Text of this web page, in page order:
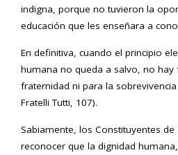
indigna, porque no tuvieron la
educación que les enseñara a
En definitiva, cuando el principio
humana no queda a salvo, no hay
fraternidad ni para la
Fratelli Tutti, 107).
Sabiamente, los Constituyentes
reconocer que la dignidad